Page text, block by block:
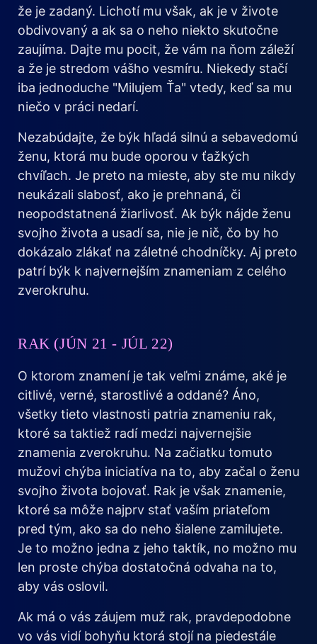
že je zadaný. Lichotí mu však, ak je v živote
obdivovaný a ak sa o neho niekto skutočne
zaujíma. Dajte mu pocit, že vám na ňom záleží
a že je stredom vášho vesmíru. Niekedy stačí
iba jednoduche "Milujem Ťa" vtedy, keď sa mu
niečo v práci nedarí.
Nezabúdajte, že býk hľadá silnú a sebavedomú
ženu, ktorá mu bude oporou v ťažkých
chvíľach. Je preto na mieste, aby ste mu nikdy
neukázali slabosť, ako je prehnaná, či
neopodstatnená žiarlivosť. Ak býk nájde ženu
svojho života a usadí sa, nie je nič, čo by ho
dokázalo zlákať na záletné chodníčky. Aj preto
patrí býk k najvernejším znameniam z celého
zverokruhu.
RAK (JÚN 21 - JÚL 22)
O ktorom znamení je tak veľmi známe, aké je
citlivé, verné, starostlivé a oddané? Áno,
všetky tieto vlastnosti patria znameniu rak,
ktoré sa taktiež radí medzi najvernejšie
znamenia zverokruhu. Na začiatku tomuto
mužovi chýba iniciatíva na to, aby začal o ženu
svojho života bojovať. Rak je však znamenie,
ktoré sa môže najprv stať vaším priateľom
pred tým, ako sa do neho šialene zamilujete.
Je to možno jedna z jeho taktík, no možno mu
len proste chýba dostatočná odvaha na to,
aby vás oslovil.
Ak má o vás záujem muž rak, pravdepodobne
vo vás vidí bohyňu ktorá stojí na piedestále